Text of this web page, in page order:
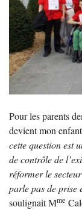
Pour les parents
devient mon
cette question est
de contrôle de
réformer le
parle pas de prise
soulignait Mme